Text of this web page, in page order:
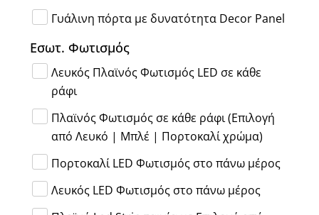
Γυάλινη πόρτα με δυνατότητα Decor Panel
Εσωτ. Φωτισμός
Λευκός Πλαϊνός Φωτισμός LED σε κάθε
ράφι
Πλαϊνός Φωτισμός σε κάθε ράφι (Επιλογή
από Λευκό | Μπλέ | Πορτοκαλί χρώμα)
Πορτοκαλί LED Φωτισμός στο πάνω μέρος
Λευκός LED Φωτισμός στο πάνω μέρος